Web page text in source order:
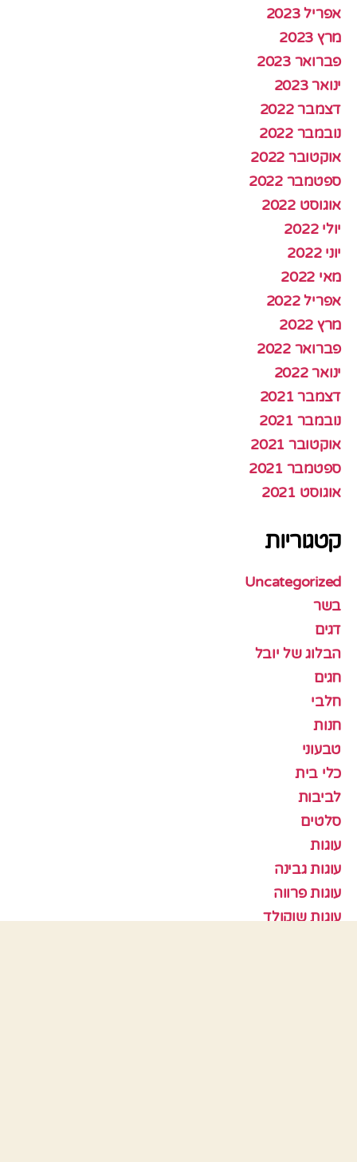
אפריל 2023
מרץ 2023
פברואר 2023
ינואר 2023
דצמבר 2022
נובמבר 2022
אוקטובר 2022
ספטמבר 2022
אוגוסט 2022
יולי 2022
יוני 2022
מאי 2022
אפריל 2022
מרץ 2022
פברואר 2022
ינואר 2022
דצמבר 2021
נובמבר 2021
אוקטובר 2021
ספטמבר 2021
אוגוסט 2021
קטגוריות
Uncategorized
בשר
דגים
הבלוג של יובל
חגים
חלבי
חנות
טבעוני
כלי בית
לביבות
סלטים
עוגות
עוגות גבינה
עוגות פרווה
עוגות שוקולד